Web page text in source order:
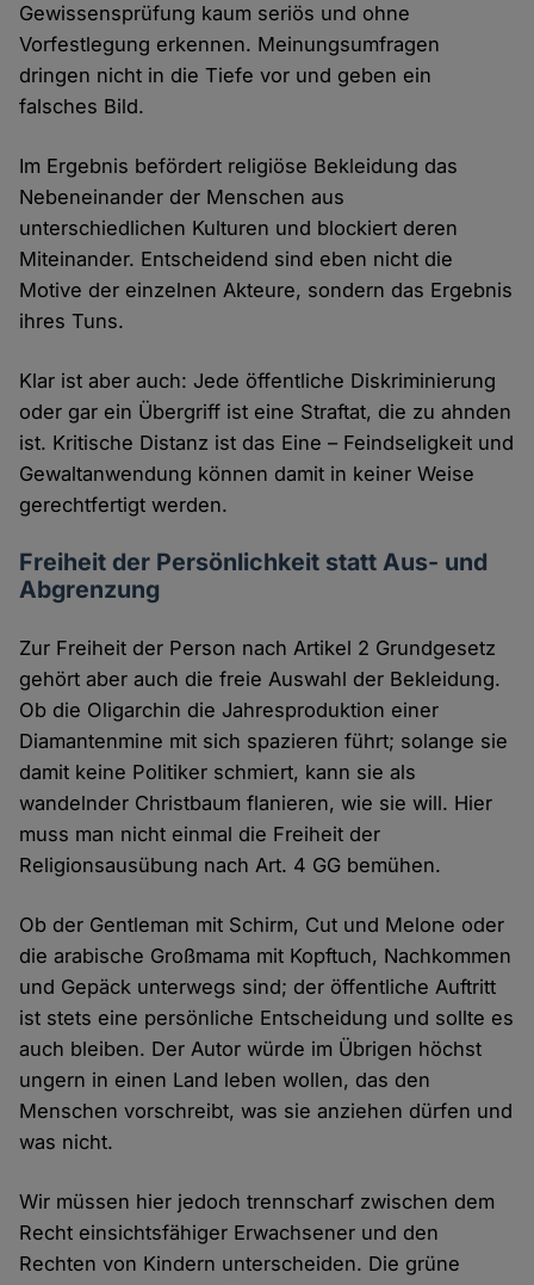
Gewissensprüfung kaum seriös und ohne
Vorfestlegung erkennen. Meinungsumfragen
dringen nicht in die Tiefe vor und geben ein
falsches Bild.
Im Ergebnis befördert religiöse Bekleidung das
Nebeneinander der Menschen aus
unterschiedlichen Kulturen und blockiert deren
Miteinander. Entscheidend sind eben nicht die
Motive der einzelnen Akteure, sondern das Ergebnis
ihres Tuns.
Klar ist aber auch: Jede öffentliche Diskriminierung
oder gar ein Übergriff ist eine Straftat, die zu ahnden
ist. Kritische Distanz ist das Eine – Feindseligkeit und
Gewaltanwendung können damit in keiner Weise
gerechtfertigt werden.
Freiheit der Persönlichkeit statt Aus- und
Abgrenzung
Zur Freiheit der Person nach Artikel 2 Grundgesetz
gehört aber auch die freie Auswahl der Bekleidung.
Ob die Oligarchin die Jahresproduktion einer
Diamantenmine mit sich spazieren führt; solange sie
damit keine Politiker schmiert, kann sie als
wandelnder Christbaum flanieren, wie sie will. Hier
muss man nicht einmal die Freiheit der
Religionsausübung nach Art. 4 GG bemühen.
Ob der Gentleman mit Schirm, Cut und Melone oder
die arabische Großmama mit Kopftuch, Nachkommen
und Gepäck unterwegs sind; der öffentliche Auftritt
ist stets eine persönliche Entscheidung und sollte es
auch bleiben. Der Autor würde im Übrigen höchst
ungern in einen Land leben wollen, das den
Menschen vorschreibt, was sie anziehen dürfen und
was nicht.
Wir müssen hier jedoch trennscharf zwischen dem
Recht einsichtsfähiger Erwachsener und den
Rechten von Kindern unterscheiden. Die grüne